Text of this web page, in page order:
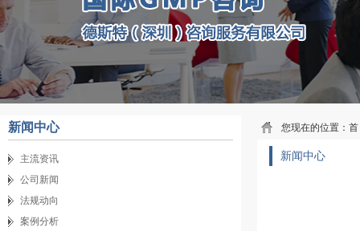
新闻中心
主流资讯
公司新闻
法规动向
案例分析
您现在的位置： 首
新闻中心